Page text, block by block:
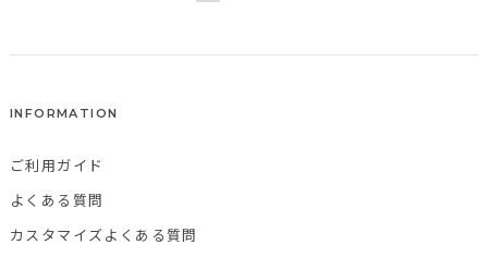
INFORMATION
ご利用ガイド
よくある質問
カスタマイズよくある質問